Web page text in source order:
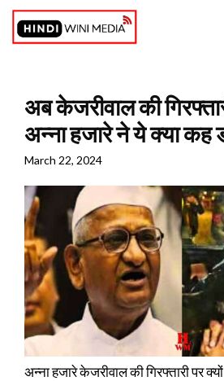
Skip
content
अब केजरीवाल की
अन्ना हजारे ने ये क्या कह
March 22, 2024
अन्ना हजारे केजरीवाल की गिरफ्तारी पर